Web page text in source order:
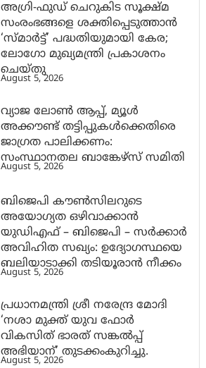
അഗ്രി-ഫുഡ് ചെറുകിട സൂക്ഷ്മ
സംരംഭങ്ങളെ ശക്തിപ്പെടുത്താന്‍
‘സ്മാര്‍ട്ട്’ പദ്ധതിയുമായി കേര;
ലോഗോ മുഖ്യമന്ത്രി പ്രകാശനം
ചെയ്തു
August 5, 2026
വ്യാജ ലോൺ ആപ്പ്, മ്യൂൾ
അക്കൗണ്ട് തട്ടിപ്പുകൾക്കെതിരെ
ജാ​ഗ്രത പാലിക്കണം:
സംസ്ഥാനതല ബാങ്കേഴ്സ് സമിതി
August 5, 2026
ബിജെപി കൗൺസിലറുടെ
അയോഗ്യത ഒഴിവാക്കാൻ
യുഡിഎഫ് – ബിജെപി – സർക്കാർ
അവിഹിത സഖ്യം: ഉദ്യോഗസ്ഥയെ
ബലിയാടാക്കി തടിയൂരാൻ നീക്കം
August 5, 2026
പ്രധാനമന്ത്രി ശ്രീ നരേന്ദ്ര മോദി
‘നശാ മുക്ത് യുവ ഫോർ
വികസിത് ഭാരത് സങ്കൽപ്പ്
അഭിയാന്’ തുടക്കംകുറിച്ചു.
August 5, 2026